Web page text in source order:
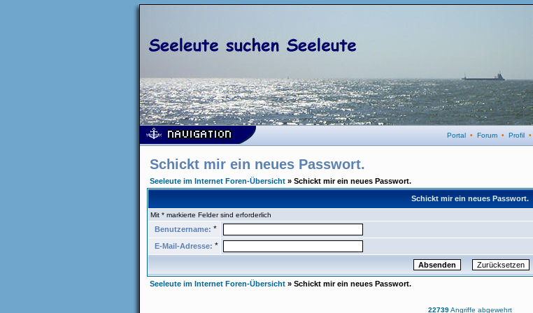
Portal • Forum • Profil •
Schickt mir ein neues Passwort.
Seeleute im Internet Foren-Übersicht » Schickt mir ein neues Passwort.
Schickt mir ein neues Passwort.
Mit * markierte Felder sind erforderlich
Benutzername: *
E-Mail-Adresse: *
Seeleute im Internet Foren-Übersicht » Schickt mir ein neues Passwort.
22739Angriffe abgewehrt